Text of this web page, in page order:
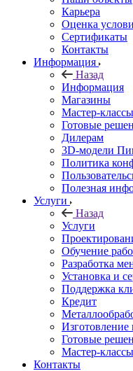
Карьера
Оценка
Сертификаты
Контакты
Информация
Назад
Информация
Магазины
Мастер-классы
Готовые
Дилерам
3D-модели
Политика
Полезная
Услуги
Назад
Услуги
Обучение
Разработка
Установка и
Поддержка
Кредит
Изготовление
Готовые
Мастер-классы
Контакты